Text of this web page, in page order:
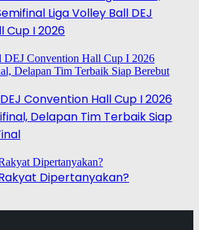
Liga Volley Ball DEJ
Cup I 2026
Convention Hall Cup I 2026
Delapan Tim Terbaik Siap
Dipertanyakan?